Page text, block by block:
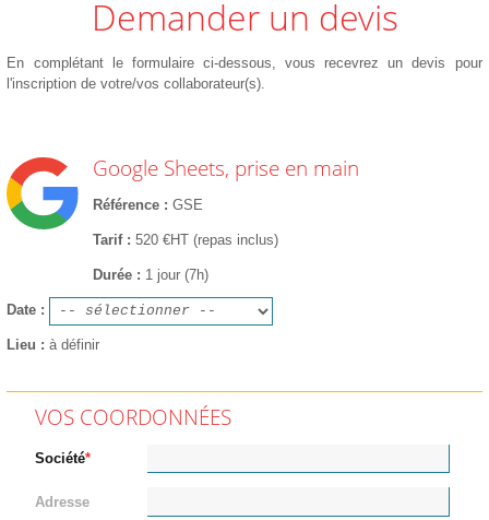
Demander un devis
En complétant le formulaire ci-dessous, vous recevrez un devis pour
l'inscription de votre/vos collaborateur(s).
Google Sheets, prise en main
Référence GSE
Tarif 520 €HT (repas inclus)
Durée 1 jour (7h)
Date
Lieu à définir
VOS COORDONNÉES
Société
Adresse